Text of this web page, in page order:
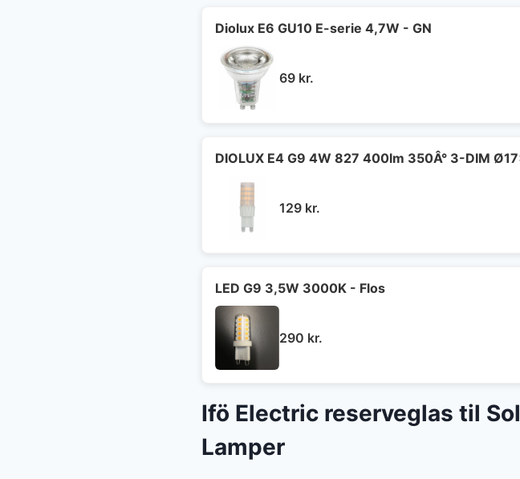
Diolux E6 GU10 E-serie 4,7W - GN
69 kr.
DIOLUX E4 G9 4W 827 400lm 350Â° 3-DIM
129 kr.
LED G9 3,5W 3000K - Flos
290 kr.
Ifö Electric reserveglas til
Lamper